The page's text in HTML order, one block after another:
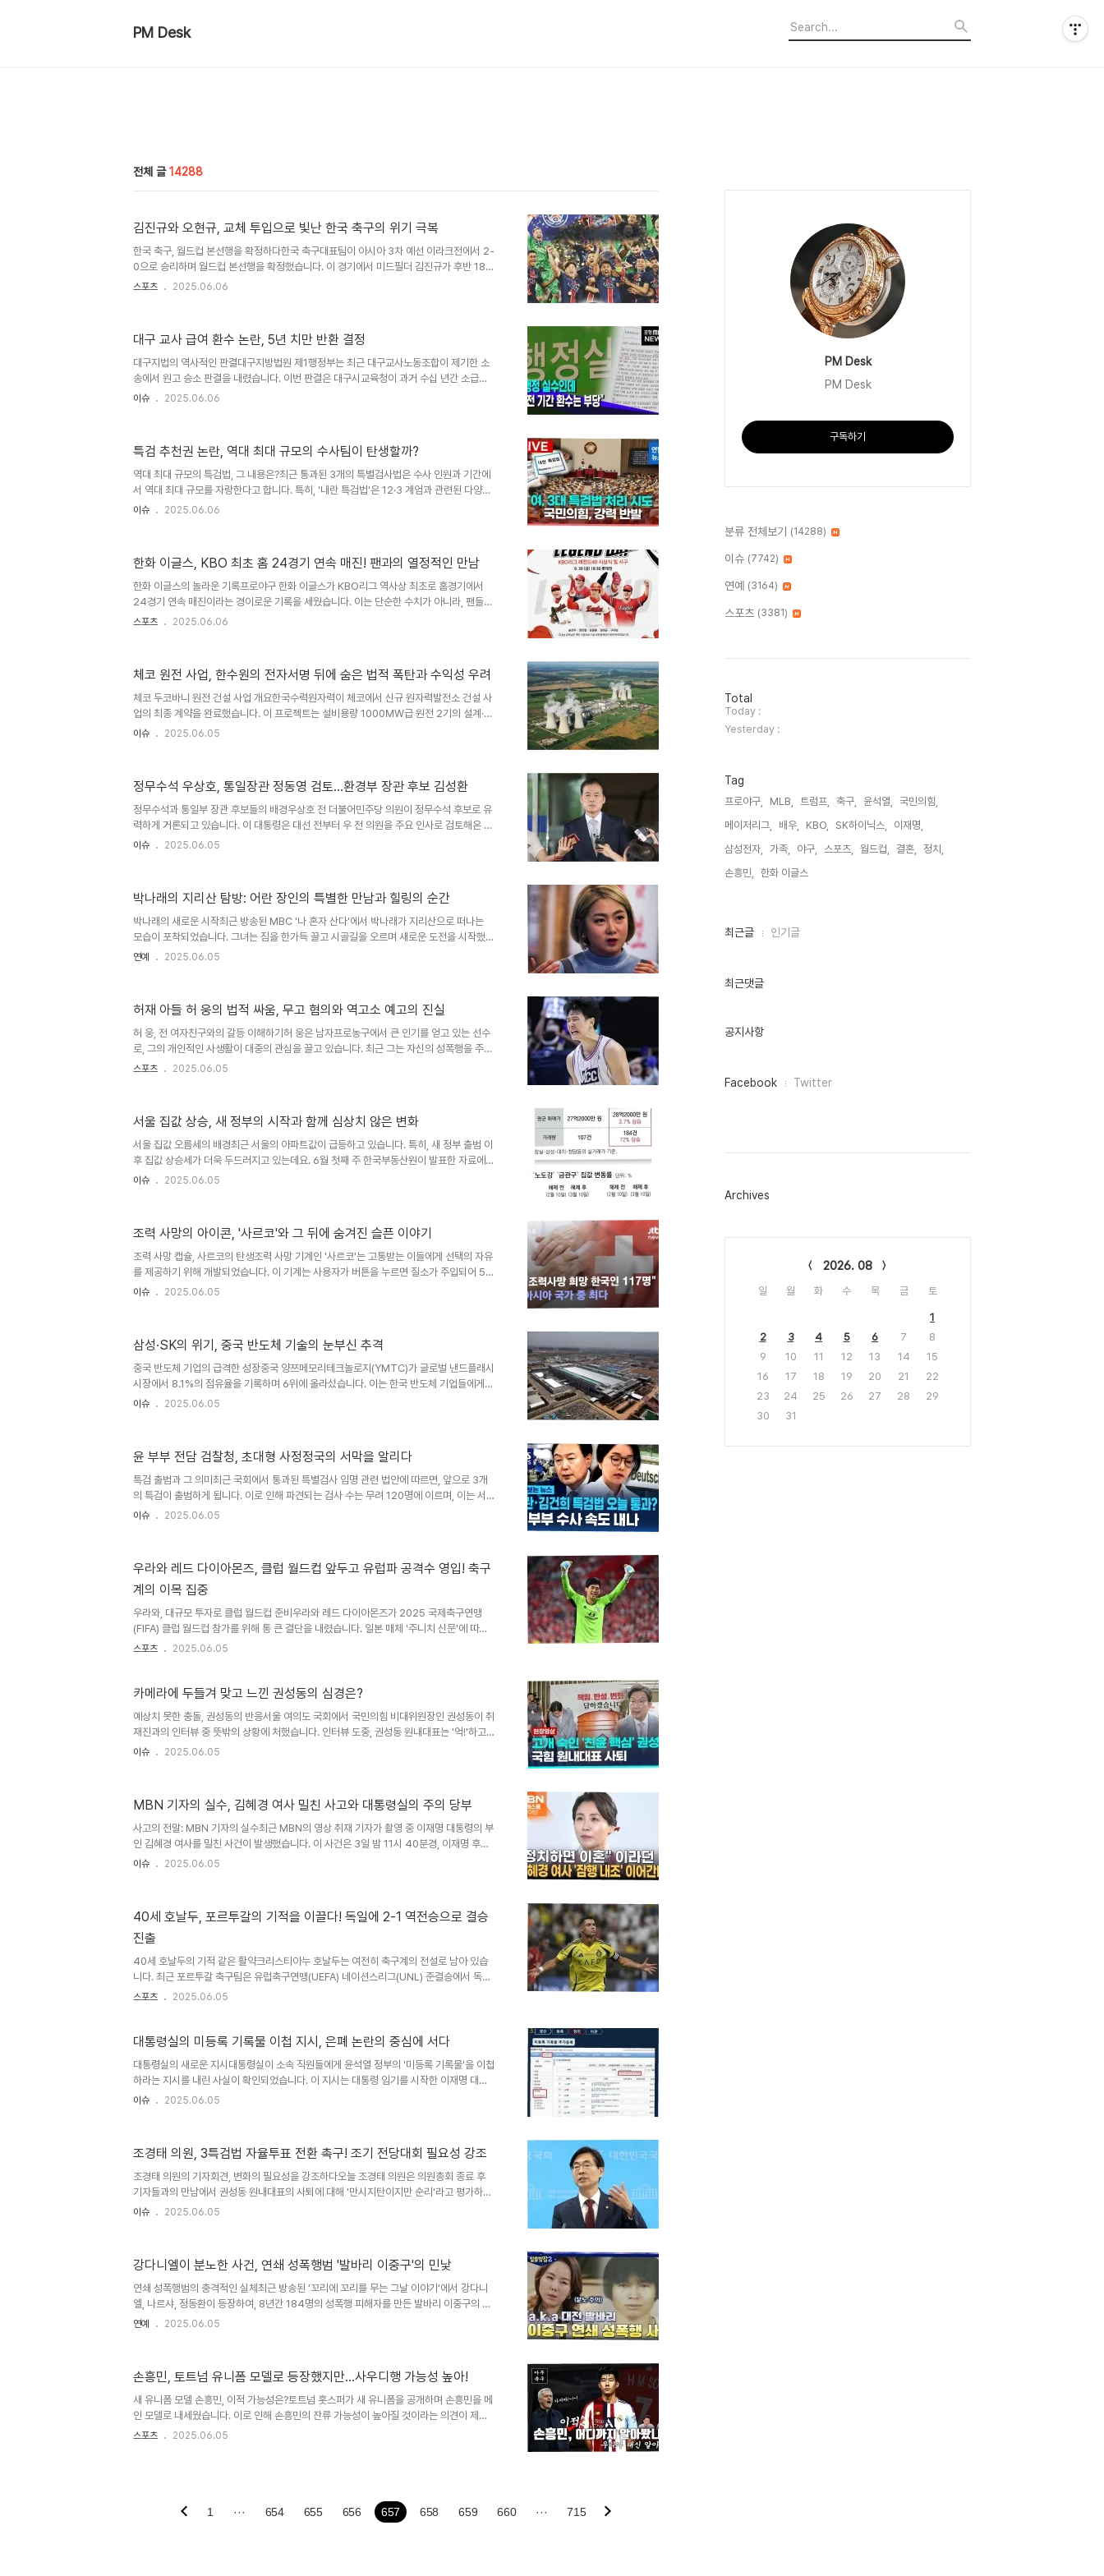
PM Desk
전체 글 14288
김진규와 오현규, 교체 투입으로 빛난 한국 축구의 위기 극복
한국 축구, 월드컵 본선행을 확정하다한국 축구대표팀이 아시아 3차 예선 이라크전에서 2-
0으로 승리하며 월드컵 본선행을 확정했습니다. 이 경기에서 미드필더 김진규가 후반 18분
첫 골을 넣으며 팀의 기세를 올렸고, 후반 37분에는 오현규가 추가 골을 터뜨려 승리를 이
라크의 강한 압박에 고전했지만, 후반 18분 김진규가 예리한 땅볼슛으로 선제골을 기록하
며 분위기를 전환했습니다. 김진규의 골은 문선민의 크로스가 발판이 되었으며, 그의 침착
함은 팀 ..
스포츠 2025.06.06
대구 교사 급여 환수 논란, 5년 치만 반환 결정
대구지법의 역사적인 판결대구지방법원 제1행정부는 최근 대구교사노동조합이 제기한 소
송에서 원고 승소 판결을 내렸습니다. 이번 판결은 대구시교육청이 과거 수십 년간 소급해
요구한 교사 급여 환수 시효를 '최근 5년'으로 제한하며, 과다 지급된 급여의 환수에 대한
것이 양측의 이해관계를 조절할 수 있는 합리적 방안이라고 밝혔습니다. 이는 교사들에게
예측하기 어려운 경제적 부담을 덜어주기 위한 조치입니다. 이러한 결정은 교사들에게 법적
안정성을 제공..
이슈 2025.06.06
특검 추천권 논란, 역대 최대 규모의 수사팀이 탄생할까?
역대 최대 규모의 특검법, 그 내용은?최근 통과된 3개의 특별검사법은 수사 인원과 기간에
서 역대 최대 규모를 자랑한다고 합니다. 특히, '내란 특검법'은 12·3 계엄과 관련된 다양한
범죄 행위를 포함하여 11가지 범죄를, '김건희 특검법'은 명품 가방 수수 및 건진법사 관련
은 105명으로 구성되어 최대 577명이 수사에 참여할 수 있는 구조입니다. 수사 기간도 역
대급, 과거 사례와 비교해보면?수사 기간 또한 국정농단 특검이..
이슈 2025.06.06
한화 이글스, KBO 최초 홈 24경기 연속 매진! 팬과의 열정적인 만남
한화 이글스의 놀라운 기록프로야구 한화 이글스가 KBO리그 역사상 최초로 홈경기에서
24경기 연속 매진이라는 경이로운 기록을 세웠습니다. 이는 단순한 수치가 아니라, 팬들과
의 깊은 유대감을 보여주는 상징적인 사건입니다. 대전 한화생명볼파크에서 열린 KT 위즈
습니다. 팬들과의 특별한 관계한화의 홈경기 매진 기록은 단순히 수치적 성과에 그치지 않
고, 팬들과의 특별한 관계를 강조합니다. 팬들은 팀을 향한 사랑과 지지를 아낌없이 표현하
며, 이는 팀..
스포츠 2025.06.06
체코 원전 사업, 한수원의 전자서명 뒤에 숨은 법적 폭탄과 수익성 우려
체코 두코바니 원전 건설 사업 개요한국수력원자력이 체코에서 신규 원자력발전소 건설 사
업의 최종 계약을 완료했습니다. 이 프로젝트는 설비용량 1000㎿급 원전 2기의 설계·구
매·시공(EPC) 업무와 원전 가동 후 약 10년에 걸쳐 원전 연료를 공급하는 업무를 포함합니
적 쟁점과 EU의 반격계약 서명이 법적 걸림돌을 모두 해소한 것이 아니라는 점이 문제입니
다. EDF는 한수원을 역외보조금 규정 위반 혐의로 유럽연합(EU) 집행위원회에 제소했습니
다..
이슈 2025.06.05
정무수석 우상호, 통일장관 정동영 검토…환경부 장관 후보 김성환
정무수석과 통일부 장관 후보들의 배경우상호 전 더불어민주당 의원이 정무수석 후보로 유
력하게 거론되고 있습니다. 이 대통령은 대선 전부터 우 전 의원을 주요 인사로 검토해온 것
으로 알려져 있습니다. 그는 박근혜 대통령 탄핵 당시 민주당 원내대표로서 중요한 역할을
적 경륜이 풍부하여 현재의 복잡한 정세에서 중요한 역할을 할 수 있을 것으로 기대됩니다.
환경부 장관 후보 및 그 중요성환경부 장관 후보로는 김성환 의원이 거론되고 있습니다. 그
는 이 ..
이슈 2025.06.05
박나래의 지리산 탐방: 어란 장인의 특별한 만남과 힐링의 순간
박나래의 새로운 시작최근 방송된 MBC '나 혼자 산다'에서 박나래가 지리산으로 떠나는
모습이 포착되었습니다. 그녀는 짐을 한가득 끌고 시골길을 오르며 새로운 도전을 시작했습
니다. 이 방송에서는 박나래가 '어란 장인'으로 불리는 양재중 셰프를 만나기 위해 지리산에
어란 만들기, 그 특별한 순간박나래는 '어란 장인'과의 만남에서 요리를 단순한 작업이 아닌
'작품을 만드는 느낌이었다'고 표현했습니다. 그녀는 전투복 같은 작업복으로 완전 무..
연예 2025.06.05
허재 아들 허 웅의 법적 싸움, 무고 혐의와 역고소 예고의 진실
허 웅, 전 여자친구와의 갈등 이해하기허 웅은 남자프로농구에서 큰 인기를 얻고 있는 선수
로, 그의 개인적인 사생활이 대중의 관심을 끌고 있습니다. 최근 그는 자신의 성폭행을 주장
한 전 여자친구 A씨의 법률 대리인을 무고교사 혐의로 고소했으나, 서울 강남경찰서는 증거
가 자신의 사생활을 폭로하며 금전적인 요구를 했다고 주장했습니다. 그는 A씨의 행동이 단
순한 고소가 아닌, 자신에게 큰 타격을 주기 위한 의도적인 공격이라고 느꼈습니다. A씨..
스포츠 2025.06.05
서울 집값 상승, 새 정부의 시작과 함께 심상치 않은 변화
서울 집값 오름세의 배경최근 서울의 아파트값이 급등하고 있습니다. 특히, 새 정부 출범 이
후 집값 상승세가 더욱 두드러지고 있는데요. 6월 첫째 주 한국부동산원이 발표한 자료에
따르면, 서울 아파트값은 지난주 대비 0.19% 상승하며, 0.16%에서 더 커진 상승폭을 보였
승이 계속될 가능성을 시사하고 있습니다. 토지거래 허가제의 영향토지거래 허가구역의 확
대는 강남 3구와 용산구 전역에 걸쳐 시행되었습니다. 이 조치는 집값 상승을 억제하기..
이슈 2025.06.05
조력 사망의 아이콘, '사르코'와 그 뒤에 숨겨진 슬픈 이야기
조력 사망 캡슐, 사르코의 탄생조력 사망 기계인 '사르코'는 고통받는 이들에게 선택의 자유
를 제공하기 위해 개발되었습니다. 이 기계는 사용자가 버튼을 누르면 질소가 주입되어 5분
내에 사망하게 하는 방식으로 작동합니다. 독일의 조력 사망 지원 단체 '더 라스트 리조
리조트'의 플로리안 빌레트 대표가 스스로 목숨을 끊었다는 소식이 전해졌습니다. 그의 사
망은 조력 사망의 윤리와 법적 문제에 대한 사회적 논의를 더욱 촉발시키고 있습니다. 빌레
트..
이슈 2025.06.05
삼성·SK의 위기, 중국 반도체 기술의 눈부신 추격
중국 반도체 기업의 급격한 성장중국 양쯔메모리테크놀로지(YMTC)가 글로벌 낸드플래시
시장에서 8.1%의 점유율을 기록하며 6위에 올라섰습니다. 이는 한국 반도체 기업들에게
큰 충격을 주고 있습니다. 업계에서는 YMTC의 성장 속도를 고려할 때, 가까운 미래에 SK
있으며, 반도체 시장의 판도가 뒤바뀔 가능성이 커지고 있습니다. 중국 기업의 기술력과 내
수 시장YMTC와 CXMT는 각각 300단 낸드 제품과 4세대 고대역폭메모리(HBM3)를
개발..
이슈 2025.06.05
윤 부부 전담 검찰청, 초대형 사정정국의 서막을 알리다
특검 출범과 그 의미최근 국회에서 통과된 특별검사 임명 관련 법안에 따르면, 앞으로 3개
의 특검이 출범하게 됩니다. 이로 인해 파견되는 검사 수는 무려 120명에 이르며, 이는 서
울중앙지검 소속 검사 수의 절반을 넘는 규모입니다. 법조계에서는 이를 두고 "사실상 윤 전
될 가능성을 시사합니다. 비상계엄 수사 진행 상황현재 경찰청 국가수사본부는 한덕수 전
국무총리, 최상목 전 기획재정부 장관, 이상민 전 행정안전부 장관 등을 대상으로 비상..
이슈 2025.06.05
우라와 레드 다이아몬즈, 클럽 월드컵 앞두고 유럽파 공격수 영입! 축구
계의 이목 집중
우라와, 대규모 투자로 클럽 월드컵 준비우라와 레드 다이아몬즈가 2025 국제축구연맹
(FIFA) 클럽 월드컵 참가를 위해 통 큰 결단을 내렸습니다. 일본 매체 '주니치 신문'에 따르
면, 우라와는 지난 시즌 J2리그 득점왕을 차지한 코모리 히이로를 영입하기로 했습니다. 이
선정된 바 있습니다. 이러한 성과 덕분에 그의 영입은 우라와의 클럽 월드컵 준비에 큰 힘이
난 성적을 거둔 후, 올겨울 신트트라위던 VV로 임대 이적하였습니다...
스포츠 2025.06.05
카메라에 두들겨 맞고 느낀 권성동의 심경은?
예상치 못한 충돌, 권성동의 반응서울 여의도 국회에서 국민의힘 비대위원장인 권성동이 취
재진과의 인터뷰 중 뜻밖의 상황에 처했습니다. 인터뷰 도중, 권성동 원내대표는 '억!'하고
소리치며 카메라와 부딪혔습니다. 이 사건은 그의 발언과 함께 화제가 되며 언론에 보도되
다. 권성동의 발언과 정치적 맥락권성동 원내대표는 인터뷰에서 대선 패배 책임론에 대한
질문을 받으며, '나는 그런 얘기한 적이 없다'고 강하게 부인했습니다. 이는 정치적 책임을
회피..
이슈 2025.06.05
MBN 기자의 실수, 김혜경 여사 밀친 사고와 대통령실의 주의 당부
사고의 전말: MBN 기자의 실수최근 MBN의 영상 취재 기자가 촬영 중 이재명 대통령의 부
인 김혜경 여사를 밀친 사건이 발생했습니다. 이 사건은 3일 밤 11시 40분경, 이재명 후보
내외가 시민들과 인사를 나누는 상황에서 일어났습니다. 기자가 이 대통령에게 가까이 다가
기 위해 필요합니다. 대통령실의 반응과 향후 대책대통령실은 MBN의 사과에 대해 긴박한
상황에서 발생한 일임을 이해한다고 밝혔습니다. 그러나 앞으로의 취재 과..
이슈 2025.06.05
40세 호날두, 포르투갈의 기적을 이끌다! 독일에 2-1 역전승으로 결승
진출
40세 호날두의 기적 같은 활약크리스티아누 호날두는 여전히 축구계의 전설로 남아 있습
니다. 최근 포르투갈 축구팀은 유럽축구연맹(UEFA) 네이션스리그(UNL) 준결승에서 독일
을 상대로 2-1로 역전승하며 결승에 진출했습니다. 전반전은 치열한 신경전 속에 0-0으로
중한 역전골을 선사했습니다. 포르투갈의 전술과 선수 구성포르투갈은 4-3-3 포메이션을
끌며 강력한 전력을 자랑했습니다. 독일은 3-4-2-1 포메이션을 통해 수비를 강화했지만,
..
스포츠 2025.06.05
대통령실의 미등록 기록물 이첩 지시, 은폐 논란의 중심에 서다
대통령실의 새로운 지시대통령실이 소속 직원들에게 윤석열 정부의 '미등록 기록물'을 이첩
하라는 지시를 내린 사실이 확인되었습니다. 이 지시는 대통령 임기를 시작한 이재명 대통
령의 요청에 따른 것으로, 이미 이관이 완료된 윤 정부의 기록물과는 별개로 진행됩니다. 미
진 배경에는 대통령 기록물 은폐 논란이 자리하고 있음을 암시했습니다. 역대 최소 기록물
생산량윤석열 정부의 대통령실에서 생산된 웹 기록물의 수는 총 3만7818건으로, 이는 대
통령기록..
이슈 2025.06.05
조경태 의원, 3특검법 자율투표 전환 촉구! 조기 전당대회 필요성 강조
조경태 의원의 기자회견, 변화의 필요성을 강조하다오늘 조경태 의원은 의원총회 종료 후
기자들과의 만남에서 권성동 원내대표의 사퇴에 대해 '만시지탄이지만 순리'라고 평가하며,
새로운 변화의 필요성을 강조했습니다. 그는 현 여당의 3특검법 처리에 대한 반대 입장을
특검법에 대한 여당의 반대 당론이 정해진 상황에서, 이를 철회하고 자율투표로 전환할 것
을 강력히 요청했습니다. 그는 정치적 결정이 당론에 의해 제한될 것이 아니라, 의원 개인의
판단에 ..
이슈 2025.06.05
강다니엘이 분노한 사건, 연쇄 성폭행범 '발바리 이중구'의 민낯
연쇄 성폭행범의 충격적인 실체최근 방송된 ‘꼬리에 꼬리를 무는 그날 이야기’에서 강다니
엘, 나르샤, 정동환이 등장하여, 8년간 184명의 성폭행 피해자를 만든 발바리 이중구의 충
격적인 실체를 공개하였습니다. 이 사건은 1999년부터 대전 지역에서 시작되어 청주를 거
범행은 단순한 범죄를 넘어 피해자들에게 평생 지울 수 없는 상처를 남겼습니다. 피해자 중
에는 협박에 의해 친구를 불러낸 경우도 있었으며, 이로 인해 그들은 죄책감까지 느껴야 했
습니다...
연예 2025.06.05
손흥민, 토트넘 유니폼 모델로 등장했지만…사우디행 가능성 높아!
새 유니폼 모델 손흥민, 이적 가능성은?토트넘 홋스퍼가 새 유니폼을 공개하며 손흥민을 메
인 모델로 내세웠습니다. 이로 인해 손흥민의 잔류 가능성이 높아질 것이라는 의견이 제기
되었지만, 구단은 여전히 그의 매각을 심각하게 고려하고 있는 상황입니다. 최근 영국 BBC
한 자본력을 보여주었습니다. 손흥민은 아시아를 대표하는 글로벌 스타로, 이러한 흐름에서
스포츠 2025.06.05
1 ··· 654 655 656 657 658 659 660 ··· 715
PM Desk
PM Desk
구독하기
분류 전체보기 (14288)
이슈 (7742)
연예 (3164)
스포츠 (3381)
방
문
자
수
Total
Today :
Yesterday :
Tag
프로야구, MLB, 트럼프, 축구, 윤석열,
국민의힘,
메이저리그,
배우, KBO, SK하이닉스,
이재명,
삼성전자,
가족, 야구, 스포츠, 월드컵, 결혼,
정치,
손흥민,
한화 이글스,
최
인
최근글 인기글
최근댓글
공지사항
페
그
Facebook Twitter
Archives
2026. 08
일 월 화 수 목 금 토
1
2
3 4 5 6 7
8
9
10 11 12 13 14
15
16
17 18 19 20 21
22
23
24 25 26 27 28
29
30
31